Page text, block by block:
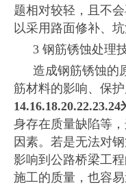
题相对较轻，且不
以采用路面修补、
3 钢筋锈蚀处理
造成钢筋锈蚀的
筋材料的影响、保护
身存在质量缺陷等
因素。若是无法对
影响到公路桥梁工
施工的质量，也容